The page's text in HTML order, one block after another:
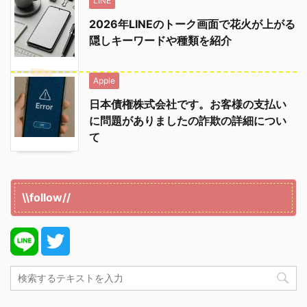
2026年LINEのトーク画面で花火が上がる
隠しキーワードや種類を紹介
Apple
日本債権株式会社です。お客様の支払い
に問題がありましたの詐欺の詳細につい
て
\\follow//